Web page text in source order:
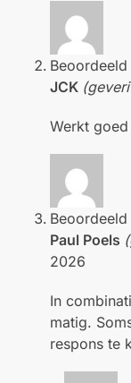
JCK
Werkt goed
Paul Poels
2026
In
matig.
respons te